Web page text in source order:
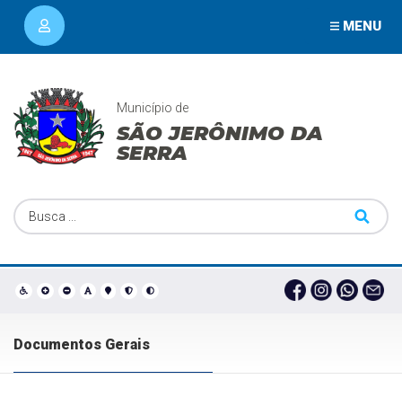
MENU
Município de
SÃO JERÔNIMO DA
SERRA
Documentos Gerais